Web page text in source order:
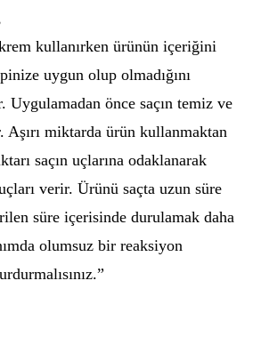
kullanırken ürünün içeriğini
uygun olup olmadığını
önce saçın temiz ve
Aşırı miktarda ürün kullanmaktan
saçın uçlarına odaklanarak
verir. Ürünü saçta uzun süre
süre içerisinde durulamak daha
olumsuz bir reaksiyon